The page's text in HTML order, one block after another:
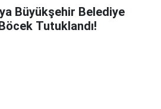
Büyükşehir Belediye
Tutuklandı!